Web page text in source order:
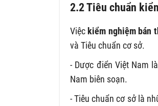
2.2 Tiêu chuẩn
Việc kiểm nghiệm bán
và Tiêu chuẩn cơ sở.
- Dược điển Việt Nam
Nam biên soạn.
- Tiêu chuẩn cơ sở là